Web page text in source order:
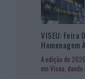
VISEU: Feira
Homenagem
A edição de
em Viseu,